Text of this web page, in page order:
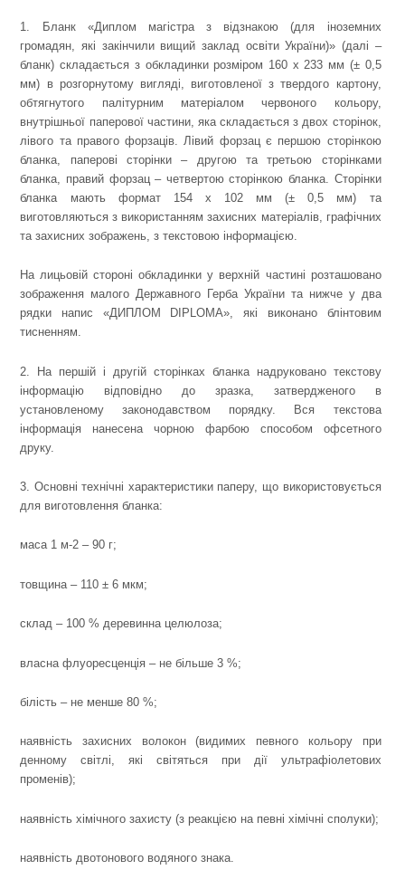
1. Бланк «Диплом магістра з відзнакою (для іноземних
громадян, які закінчили вищий заклад освіти України)» (далі –
бланк) складається з обкладинки розміром 160 х 233 мм (± 0,5
мм) в розгорнутому вигляді, виготовленої з твердого картону,
обтягнутого палітурним матеріалом червоного кольору,
внутрішньої паперової частини, яка складається з двох сторінок,
лівого та правого форзаців. Лівий форзац є першою сторінкою
бланка, паперові сторінки – другою та третьою сторінками
бланка, правий форзац – четвертою сторінкою бланка. Сторінки
бланка мають формат 154 х 102 мм (± 0,5 мм) та
виготовляються з використанням захисних матеріалів, графічних
та захисних зображень, з текстовою інформацією.
На лицьовій стороні обкладинки у верхній частині розташовано
зображення малого Державного Герба України та нижче у два
рядки напис «ДИПЛОМ DIPLOMA», які виконано блінтовим
тисненням.
2. На першій і другій сторінках бланка надруковано текстову
інформацію відповідно до зразка, затвердженого в
установленому законодавством порядку. Вся текстова
інформація нанесена чорною фарбою способом офсетного
друку.
3. Основні технічні характеристики паперу, що використовується
для виготовлення бланка:
маса 1 м-2 – 90 г;
товщина – 110 ± 6 мкм;
склад – 100 % деревинна целюлоза;
власна флуоресценція – не більше 3 %;
білість – не менше 80 %;
наявність захисних волокон (видимих певного кольору при
денному світлі, які світяться при дії ультрафіолетових
променів);
наявність хімічного захисту (з реакцією на певні хімічні сполуки);
наявність двотонового водяного знака.